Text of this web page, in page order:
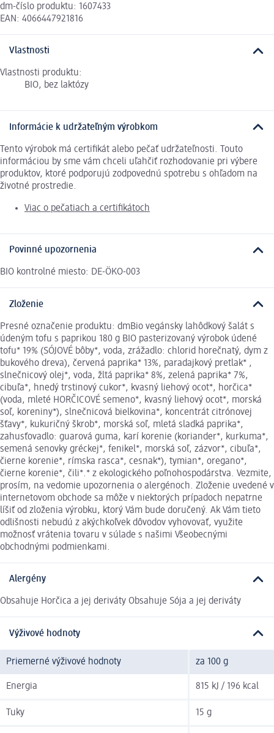
dm-číslo produktu: 1607433
EAN: 4066447921816
Vlastnosti
Vlastnosti produktu:
BIO, bez laktózy
Informácie k udržateľným výrobkom
Tento výrobok má certifikát alebo pečať udržateľnosti. Touto
informáciou by sme vám chceli uľahčiť rozhodovanie pri výbere
produktov, ktoré podporujú zodpovednú spotrebu s ohľadom na
životné prostredie.
Viac o pečatiach a certifikátoch
Povinné upozornenia
BIO kontrolné miesto: DE-ÖKO-003
Zloženie
Presné označenie produktu: dmBio vegánsky lahôdkový šalát s
údeným tofu s paprikou 180 g BIO pasterizovaný výrobok údené
tofu* 19% (SÓJOVÉ bôby*, voda, zrážadlo: chlorid horečnatý, dym z
bukového dreva), červená paprika* 13%, paradajkový pretlak* ,
slnečnicový olej*, voda, žltá paprika* 8%, zelená paprika* 7%,
cibuľa*, hnedý trstinový cukor*, kvasný liehový ocot*, horčica*
(voda, mleté HORČICOVÉ semeno*, kvasný liehový ocot*, morská
soľ, koreniny*), slnečnicová bielkovina*, koncentrát citrónovej
šťavy*, kukuričný škrob*, morská soľ, mletá sladká paprika*,
zahusťovadlo: guarová guma, karí korenie (koriander*, kurkuma*,
semená senovky gréckej*, fenikel*, morská soľ, zázvor*, cibuľa*,
čierne korenie*, rímska rasca*, cesnak*), tymian*, oregano*,
čierne korenie*, čili*.* z ekologického poľnohospodárstva. Vezmite,
prosím, na vedomie upozornenia o alergénoch. Zloženie uvedené v
internetovom obchode sa môže v niektorých prípadoch nepatrne
líšiť od zloženia výrobku, ktorý Vám bude doručený. Ak Vám tieto
odlišnosti nebudú z akýchkoľvek dôvodov vyhovovať, využite
možnosť vrátenia tovaru v súlade s našimi Všeobecnými
obchodnými podmienkami.
Alergény
Obsahuje Horčica a jej deriváty Obsahuje Sója a jej deriváty
Výživové hodnoty
Priemerné výživové hodnoty za 100 g
Energia 815 kJ / 196 kcal
Tuky 15 g